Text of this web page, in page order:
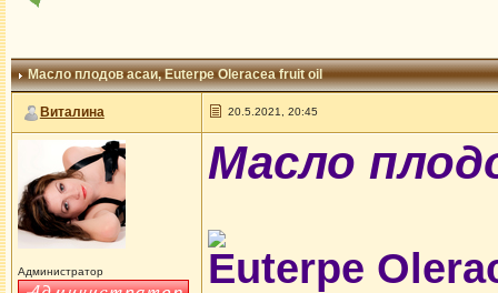
Масло плодов асаи, Euterpe Oleracea fruit oil
Виталина 20.5.2021, 20:45
Администратор
Масло
Euterpe